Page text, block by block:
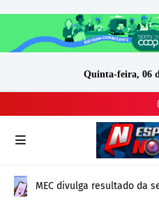
Quinta-feira, 06
MEC divulga resultado da